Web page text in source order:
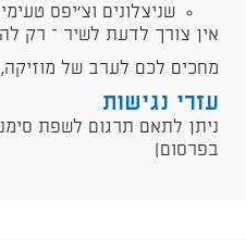
שניצלונים וצ'יפס
אין צורך לדעת לשיר – רק
מחכים לכם לערב של מוזיקה,
עזרי נגישות
ניתן לתאם תרגום לשפת
בפרסום)